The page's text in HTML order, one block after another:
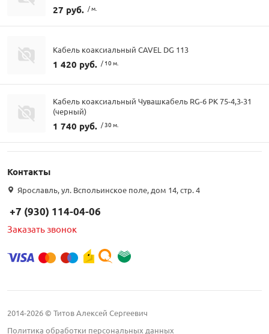
27 руб. / м.
Кабель коаксиальный CAVEL DG 113
1 420 руб. / 10 м.
Кабель коаксиальный Чувашкабель RG-6 РК 75-4,3-31
(черный)
1 740 руб. / 30 м.
Контакты
Ярославль, ул. Вспольинское поле, дом 14, стр. 4
+7 (930) 114-04-06
Заказать звонок
2014-2026 © Титов Алексей Сергеевич
Политика обработки персональных данных